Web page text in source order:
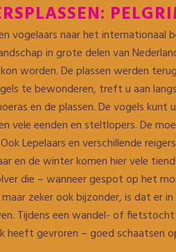
vogelaars naar het
in grote delen van
worden. De plassen werden
te bewonderen, treft u aan
en de plassen. De vogels
vele eenden en steltlopers. De
Lepelaars en verschillende
en de winter komen hier vele
die – wanneer gespot op het
zeker ook bijzonder, is dat er
Tijdens een wandel- of
heeft gevroren – goed schaatsen